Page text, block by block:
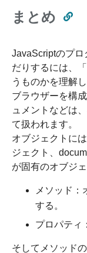
まとめ
JavaScriptのプロ
だりするには、
うものかを理解
ブラウザーを構
ュメントなどは
て扱われます。
オブジェクトに
ジェクト、
が固有のオブジ
メソッド：
する。
プロパティ
そしてメソッド